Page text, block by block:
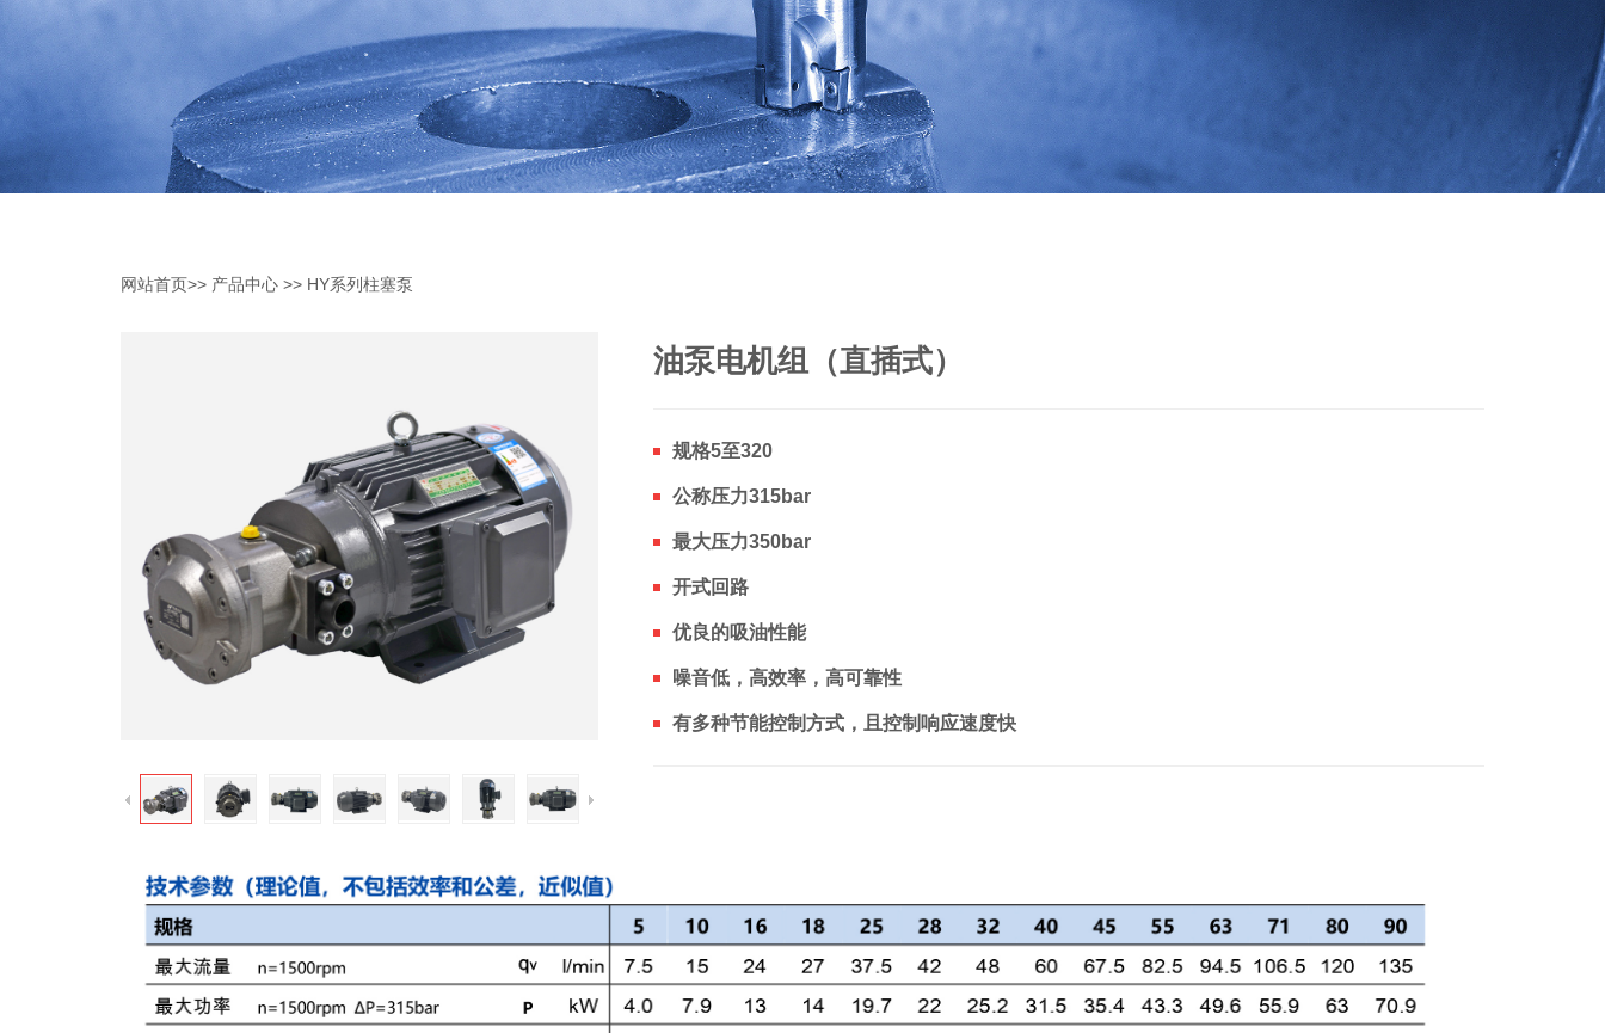
网站首页>> 产品中心>> HY系列柱塞泵
油泵电机组（直插式）
规格5至320
公称压力315bar
最大压力350bar
开式回路
优良的吸油性能
噪音低，高效率，高可靠性
有多种节能控制方式，且控制响应速度快